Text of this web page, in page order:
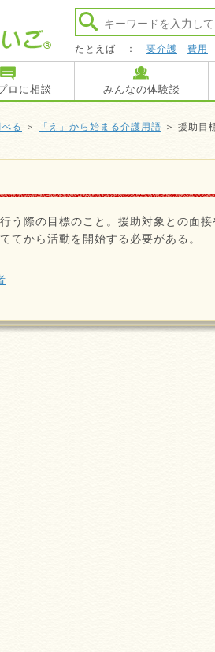
たとえば ： 要介護 費用
ロに相談 みんなの体験談
る ＞ 「え」から始まる介護用語 ＞ 援助目
う際の目標のこと。援助対象との面
てから活動を開始する必要がある。